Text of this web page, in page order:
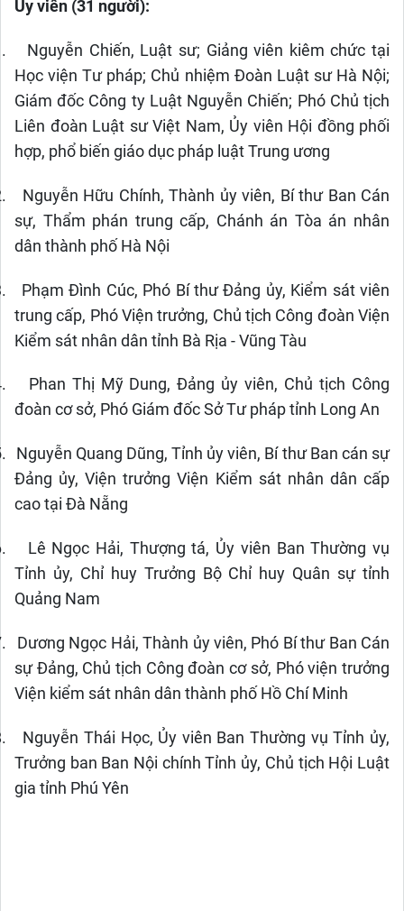
Ủy viên (31 người):
Nguyễn Chiến, Luật sư; Giảng viên kiêm chức tại
Học viện Tư pháp; Chủ nhiệm Đoàn Luật sư Hà Nội;
Giám đốc Công ty Luật Nguyễn Chiến; Phó Chủ tịch
Liên đoàn Luật sư Việt Nam, Ủy viên Hội đồng phối
hợp, phổ biến giáo dục pháp luật Trung ương
Nguyễn Hữu Chính, Thành ủy viên, Bí thư Ban Cán
sự, Thẩm phán trung cấp, Chánh án Tòa án nhân
dân thành phố Hà Nội
Phạm Đình Cúc, Phó Bí thư Đảng ủy, Kiểm sát viên
trung cấp, Phó Viện trưởng, Chủ tịch Công đoàn Viện
Kiểm sát nhân dân tỉnh Bà Rịa - Vũng Tàu
Phan Thị Mỹ Dung, Đảng ủy viên, Chủ tịch Công
đoàn cơ sở, Phó Giám đốc Sở Tư pháp tỉnh Long An
Nguyễn Quang Dũng, Tỉnh ủy viên, Bí thư Ban cán sự
Đảng ủy, Viện trưởng Viện Kiểm sát nhân dân cấp
cao tại Đà Nẵng
Lê Ngọc Hải, Thượng tá, Ủy viên Ban Thường vụ
Tỉnh ủy, Chỉ huy Trưởng Bộ Chỉ huy Quân sự tỉnh
Quảng Nam
Dương Ngọc Hải, Thành ủy viên, Phó Bí thư Ban Cán
sự Đảng, Chủ tịch Công đoàn cơ sở, Phó viện trưởng
Viện kiểm sát nhân dân thành phố Hồ Chí Minh
Nguyễn Thái Học, Ủy viên Ban Thường vụ Tỉnh ủy,
Trưởng ban Ban Nội chính Tỉnh ủy, Chủ tịch Hội Luật
gia tỉnh Phú Yên